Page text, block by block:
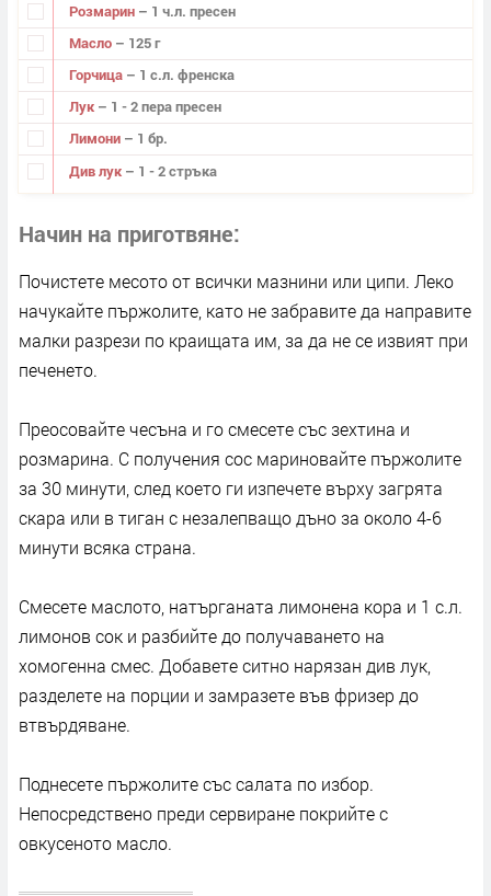
Розмарин – 1 ч.л. пресен
Масло – 125 г
Горчица – 1 с.л. френска
Лук – 1 - 2 пера пресен
Лимони – 1 бр.
Див лук – 1 - 2 стръка
Начин на приготвяне
Почистете месото от всички мазнини или ципи. Леко
начукайте пържолите, като не забравите да направите
малки разрези по краищата им, за да не се извият при
печенето.
Преосовайте чесъна и го смесете със зехтина и
розмарина. С получения сос мариновайте пържолите
за 30 минути, след което ги изпечете върху загрята
скара или в тиган с незалепващо дъно за около 4-6
минути всяка страна.
Смесете маслото, натърганата лимонена кора и 1 с.л.
лимонов сок и разбийте до получаването на
хомогенна смес. Добавете ситно нарязан див лук,
разделете на порции и замразете във фризер до
втвърдяване.
Поднесете пържолите със салата по избор.
Непосредствено преди сервиране покрийте с
овкусеното масло.